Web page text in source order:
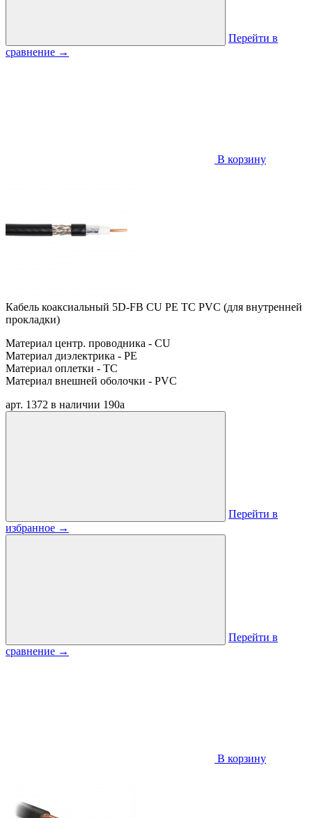
Перейти в
сравнение →
В корзину
Кабель коаксиальный 5D-FB CU PE TC PVC (для внутренней
прокладки)
Материал центр. проводника - CU
Материал диэлектрика - PE
Материал оплетки - TC
Материал внешней оболочки - PVC
арт. 1372 в наличии 190a
Перейти в
избранное →
Перейти в
сравнение →
В корзину